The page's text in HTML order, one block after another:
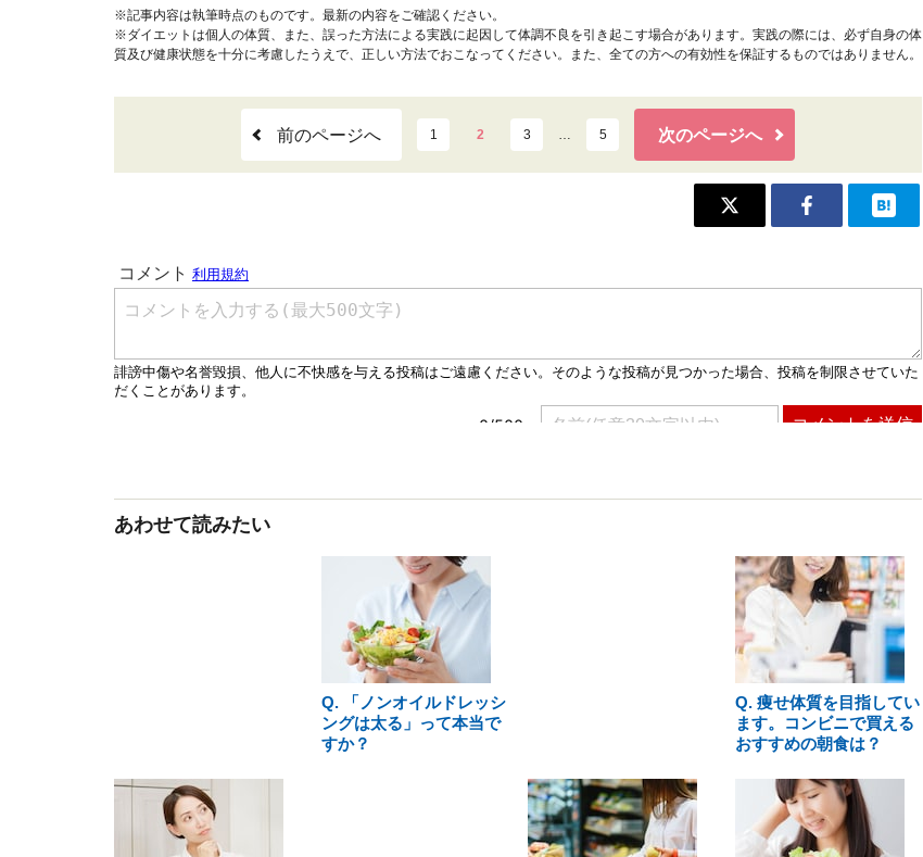
※記事内容は執筆時点のものです。最新の内容をご確認ください。
※ダイエットは個人の体質、また、誤った方法による実践に起因して体調不良を引き起こす場合があります。実践の際には、必ず自身の体
質及び健康状態を十分に考慮したうえで、正しい方法でおこなってください。また、全ての方への有効性を保証するものではありません。
前のページへ 1 2 3 … 5 次のページへ
あわせて読みたい
Q. 「ノンオイルドレッシ
ングは太る」って本当で
すか？
Q. 痩せ体質を目指してい
ます。コンビニで買える
おすすめの朝食は？